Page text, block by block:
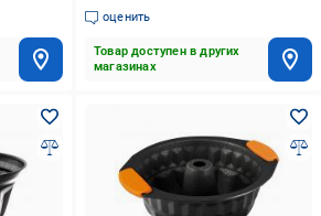
оценить
Товар доступен в других
магазинах